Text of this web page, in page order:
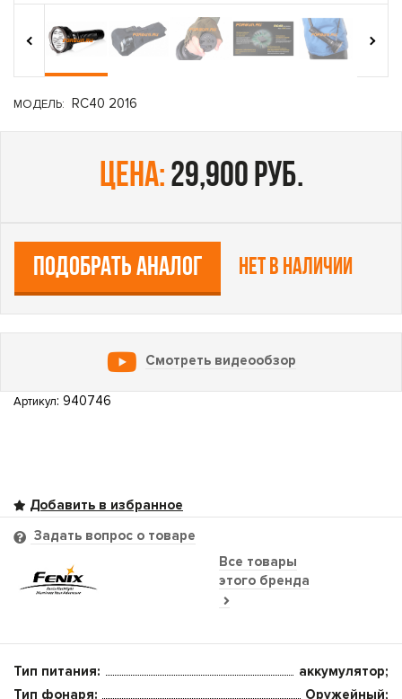
‹
›
МОДЕЛЬ: RC40 2016
цена: 29,900 руб.
ПОДОБРАТЬ АНАЛОГ Нет в наличии
Смотреть видеообзор
Артикул: 940746
Все товары
этого бренда
Задать вопрос о товаре
Тип питания:
аккумулятор;
Тип фонаря:
Оружейный;